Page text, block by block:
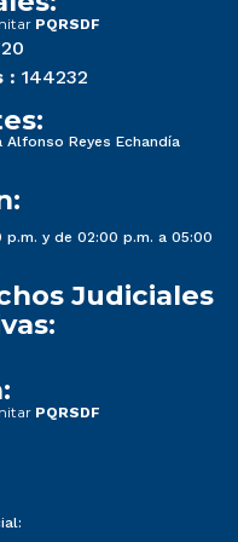
PQRSDF
: 144232
Reyes Echandía
p.m. y de 02:00 p.m. a 05:00
Judiciales
PQRSDF